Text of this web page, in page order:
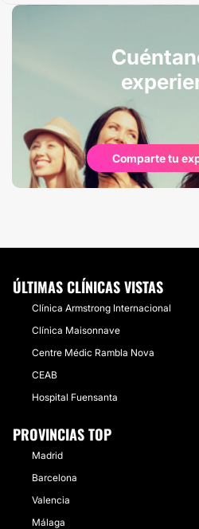
Comparte tu
ÚLTIMAS CLÍNICAS VISTAS
Clínica Armstrong Internacional
Clínica Maisonnave
Centre Médic Rambla Nova
CEAB
Hospital Fuensanta
PROVINCIAS TOP
Madrid
Barcelona
Valencia
Málaga